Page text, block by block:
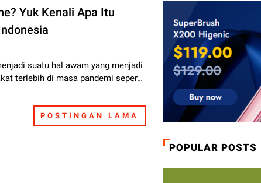
Yuk Kenali Apa Itu
suatu hal awam yang menjadi
terlebih di masa pandemi seper…
POSTINGAN LAMA
POPULAR POSTS